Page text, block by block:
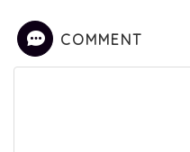
COMMENT